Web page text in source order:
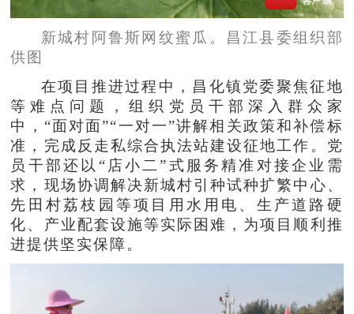
新城村阿鲁斯网纹蜜瓜。昌江县委组织部
供图
在项目推进过程中，昌化镇党委聚焦征地
等难点问题，组织党员干部深入群众家
中，“面对面”“一对一”讲解相关政策和补偿标
准，完成反走私综合执法站建设征地工作。党
员干部还以“店小二”式服务精准对接企业需
求，现场协调解决新城村引种试种扩繁中心、
先田村荔枝园等项目用水用电、生产道路硬
化、产业配套设施等实际困难，为项目顺利推
进提供坚实保障。